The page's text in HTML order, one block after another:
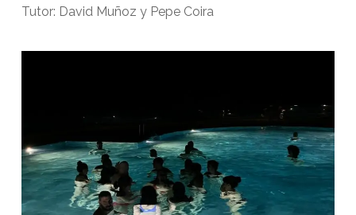
Tutor: David Muñoz y Pepe Coira